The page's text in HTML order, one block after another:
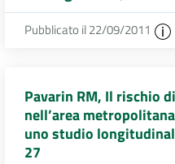
Pubblicato il 22/09/2011
Pavarin RM, Il rischio
nell’area
uno studio
27